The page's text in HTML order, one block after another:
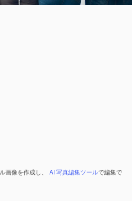
画像を作成し、 AI 写真編集ツールで編集で